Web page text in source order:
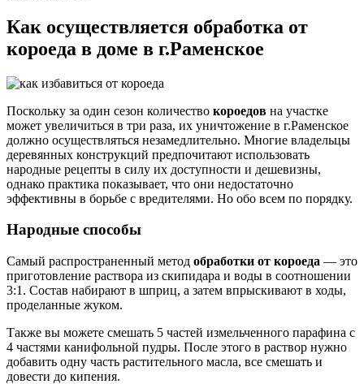
Как осуществляется обработка от
короеда в доме в г.Раменское
Поскольку за один сезон количество короедов на участке
может увеличиться в три раза, их уничтожение в г.Раменское
должно осуществляться незамедлительно. Многие владельцы
деревянных конструкций предпочитают использовать
народные рецепты в силу их доступности и дешевизны,
однако практика показывает, что они недостаточно
эффективны в борьбе с вредителями. Но обо всем по порядку.
Народные способы
Самый распространенный метод обработки от короеда — это
приготовление раствора из скипидара и воды в соотношении
3:1. Состав набирают в шприц, а затем впрыскивают в ходы,
проделанные жуком.
Также вы можете смешать 5 частей измельченного парафина с
4 частями канифольной пудры. После этого в раствор нужно
добавить одну часть растительного масла, все смешать и
довести до кипения.